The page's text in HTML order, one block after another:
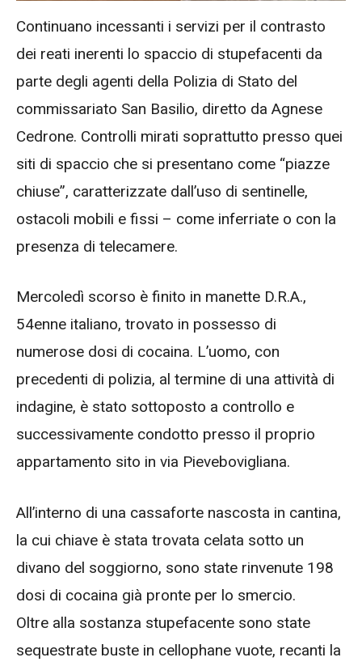
Continuano incessanti i servizi per il contrasto
dei reati inerenti lo spaccio di stupefacenti da
parte degli agenti della Polizia di Stato del
commissariato San Basilio, diretto da Agnese
Cedrone. Controlli mirati soprattutto presso quei
siti di spaccio che si presentano come “piazze
chiuse”, caratterizzate dall’uso di sentinelle,
ostacoli mobili e fissi – come inferriate o con la
presenza di telecamere.
Mercoledì scorso è finito in manette D.R.A.,
54enne italiano, trovato in possesso di
numerose dosi di cocaina. L’uomo, con
precedenti di polizia, al termine di una attività di
indagine, è stato sottoposto a controllo e
successivamente condotto presso il proprio
appartamento sito in via Pievebovigliana.
All’interno di una cassaforte nascosta in cantina,
la cui chiave è stata trovata celata sotto un
divano del soggiorno, sono state rinvenute 198
dosi di cocaina già pronte per lo smercio.
Oltre alla sostanza stupefacente sono state
sequestrate buste in cellophane vuote, recanti la